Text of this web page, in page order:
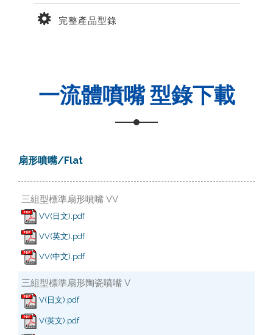
完整產品型錄
一流體噴嘴 型錄下載
扇形噴嘴/Flat
三組型標準扇形噴嘴 VV
VV(日文).pdf
VV(英文).pdf
VV(中文).pdf
三組型標準扇形陶瓷噴嘴 V
V(日文).pdf
V(英文).pdf